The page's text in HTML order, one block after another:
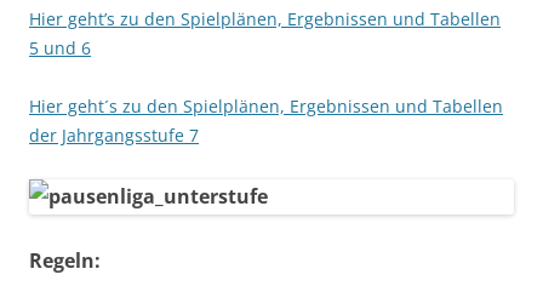
Hier geht’s zu den Spielplänen, Ergebnissen und Tabellen
5 und 6
Hier geht´s zu den Spielplänen, Ergebnissen und Tabellen
der Jahrgangsstufe 7
Regeln: